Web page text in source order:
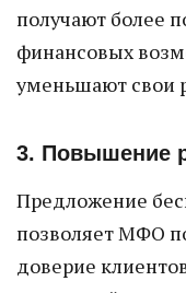
получают более
финансовых
уменьшают свои
3. Повышение
Предложение
позволяет МФО
доверие